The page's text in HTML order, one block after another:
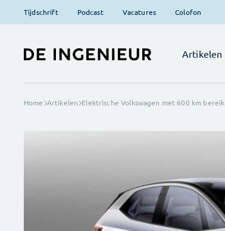
Tijdschrift Podcast Vacatures Colofon
Artikelen
Home Artikelen Elektrische Volkswagen met 600 km bereik